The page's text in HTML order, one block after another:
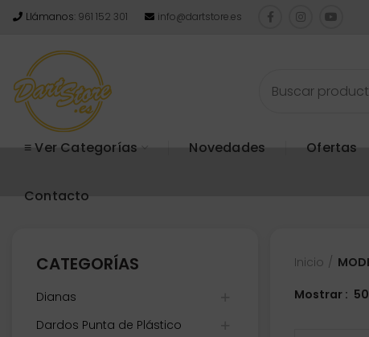
Llámanos: 961 152 301 info@dartstore.es
≡ Ver Categorías Novedades Ofertas
Contacto
CATEGORÍAS
Dianas
Dardos Punta de Plástico
Inicio
Mostrar 50